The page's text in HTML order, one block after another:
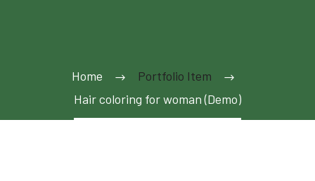
Home
Portfolio Item
Hair coloring for woman (Demo)